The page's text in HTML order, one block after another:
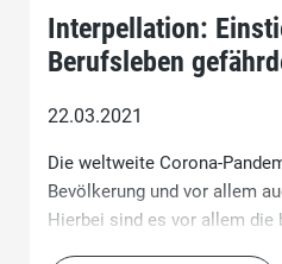
Interpellation:
Berufsleben
22.03.2021
Die weltweite Corona-
Bevölkerung und vor allem
Hierbei sind es vor allem die